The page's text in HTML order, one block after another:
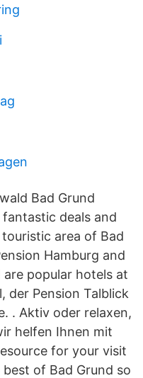
Bad Grund
deals and
area of Bad
Hamburg and
are popular hotels at
der Pension Talblick
. Aktiv oder relaxen,
helfen Ihnen mit
for your visit
of Bad Grund so